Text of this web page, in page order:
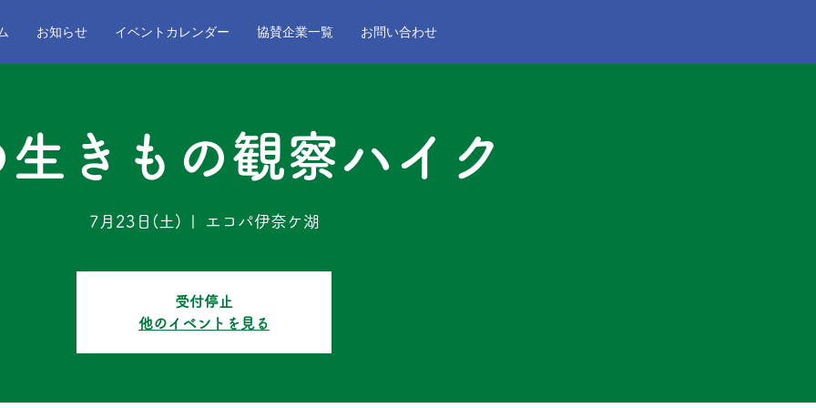
お知らせ イベントカレンダー 協賛企業一覧 お問い合わせ
きもの観察ハイク
7月23日(土) エコパ伊奈ケ湖
受付停止
他のイベントを見る